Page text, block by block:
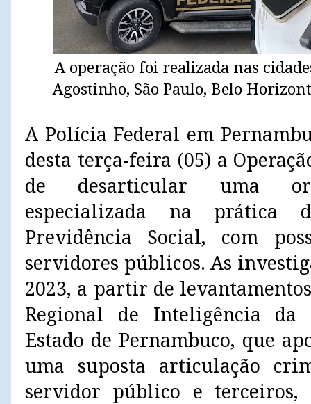
A operação foi realizada nas
Agostinho, São Paulo, Belo
A Polícia Federal em
desta terça-feira (05) a
de desarticular uma
especializada na prática
Previdência Social, com
servidores públicos. As
2023, a partir de
Regional de Inteligência da
Estado de Pernambuco, que
uma suposta articulação
servidor público e terceiros,